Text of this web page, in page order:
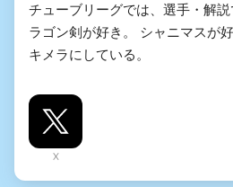
チューブリーグでは、選手・解
ラゴン剣が好き。 シャニマスが
キメラにしている。
X